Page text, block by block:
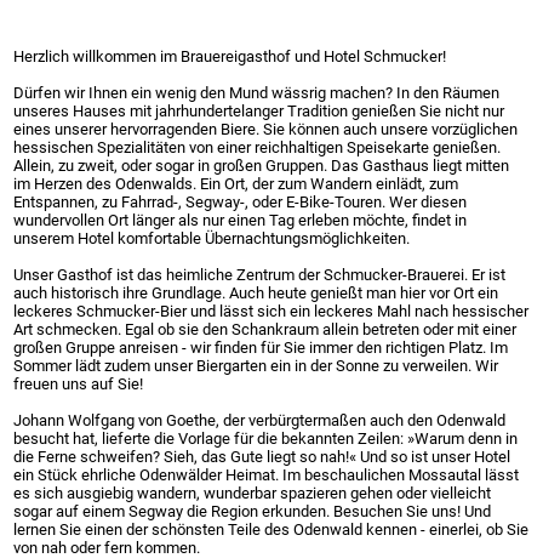
Herzlich willkommen im Brauereigasthof und Hotel Schmucker!
Dürfen wir Ihnen ein wenig den Mund wässrig machen? In den Räumen
unseres Hauses mit jahrhundertelanger Tradition genießen Sie nicht nur
eines unserer hervorragenden Biere. Sie können auch unsere vorzüglichen
hessischen Spezialitäten von einer reichhaltigen Speisekarte genießen.
Allein, zu zweit, oder sogar in großen Gruppen. Das Gasthaus liegt mitten
im Herzen des Odenwalds. Ein Ort, der zum Wandern einlädt, zum
Entspannen, zu Fahrrad-, Segway-, oder E-Bike-Touren. Wer diesen
wundervollen Ort länger als nur einen Tag erleben möchte, findet in
unserem Hotel komfortable Übernachtungsmöglichkeiten.
Unser Gasthof ist das heimliche Zentrum der Schmucker-Brauerei. Er ist
auch historisch ihre Grundlage. Auch heute genießt man hier vor Ort ein
leckeres Schmucker-Bier und lässt sich ein leckeres Mahl nach hessischer
Art schmecken. Egal ob sie den Schankraum allein betreten oder mit einer
großen Gruppe anreisen - wir finden für Sie immer den richtigen Platz. Im
Sommer lädt zudem unser Biergarten ein in der Sonne zu verweilen. Wir
freuen uns auf Sie!
Johann Wolfgang von Goethe, der verbürgtermaßen auch den Odenwald
besucht hat, lieferte die Vorlage für die bekannten Zeilen: »Warum denn in
die Ferne schweifen? Sieh, das Gute liegt so nah!« Und so ist unser Hotel
ein Stück ehrliche Odenwälder Heimat. Im beschaulichen Mossautal lässt
es sich ausgiebig wandern, wunderbar spazieren gehen oder vielleicht
sogar auf einem Segway die Region erkunden. Besuchen Sie uns! Und
lernen Sie einen der schönsten Teile des Odenwald kennen - einerlei, ob Sie
von nah oder fern kommen.